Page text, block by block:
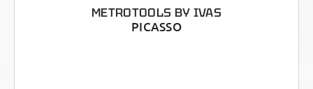
METROTOOLS BY IVAS
PICASSO